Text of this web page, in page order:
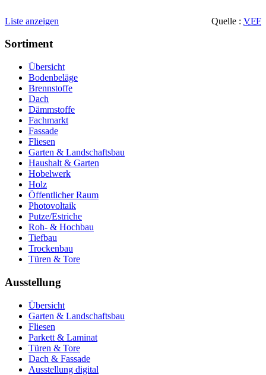
Quelle : VFF
Liste anzeigen
Sortiment
Übersicht
Bodenbeläge
Brennstoffe
Dach
Dämmstoffe
Fachmarkt
Fassade
Fliesen
Garten & Landschaftsbau
Haushalt & Garten
Hobelwerk
Holz
Öffentlicher Raum
Photovoltaik
Putze/Estriche
Roh- & Hochbau
Tiefbau
Trockenbau
Türen & Tore
Ausstellung
Übersicht
Garten & Landschaftsbau
Fliesen
Parkett & Laminat
Türen & Tore
Dach & Fassade
Ausstellung digital